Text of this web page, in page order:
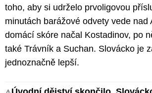
toho, aby si udrželo prvoligovou
minutách barážové odvety vede nad
domácí skóre načal Kostadinov, po
také Trávník a Suchan. Slovácko je
jednoznačně lepší.